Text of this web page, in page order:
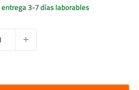
entrega 3-7 días laborables